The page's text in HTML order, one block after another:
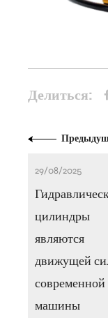
Делиться:
29/08/2025
цилиндры
являются
движущей
современной
машины